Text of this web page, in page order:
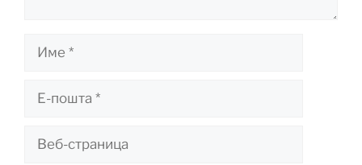
пошта
страница